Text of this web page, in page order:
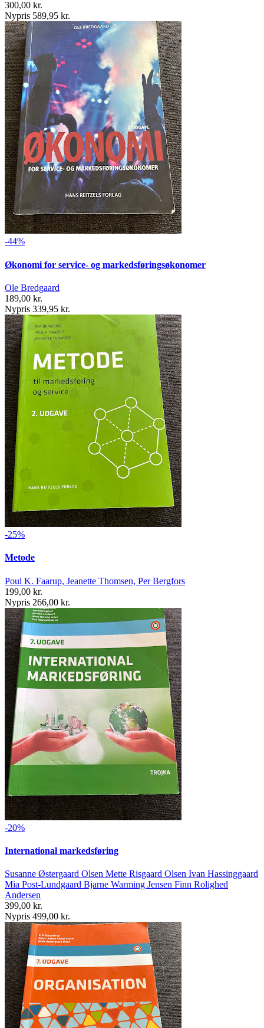
300,00 kr.
Nypris 589,95 kr.
-44%
Økonomi for service- og markedsføringsøkonomer
Ole Bredgaard
189,00 kr.
Nypris 339,95 kr.
-25%
Metode
Poul K. Faarup, Jeanette Thomsen, Per Bergfors
199,00 kr.
Nypris 266,00 kr.
-20%
International markedsføring
Susanne Østergaard Olsen Mette Risgaard Olsen Ivan Hassinggaard
Mia Post-Lundgaard Bjarne Warming Jensen Finn Rolighed
Andersen
399,00 kr.
Nypris 499,00 kr.